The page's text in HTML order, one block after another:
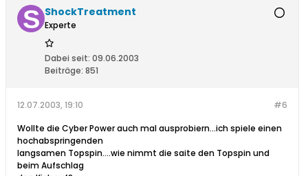
ShockTreatment
Experte
Dabei seit: 09.06.2003
Beiträge: 851
#6
12.07.2003, 19:10
Wollte die Cyber Power auch mal ausprobiern...ich spiele einen
hochabspringenden
langsamen Topspin....wie nimmt die saite den Topspin und
beim Aufschlag